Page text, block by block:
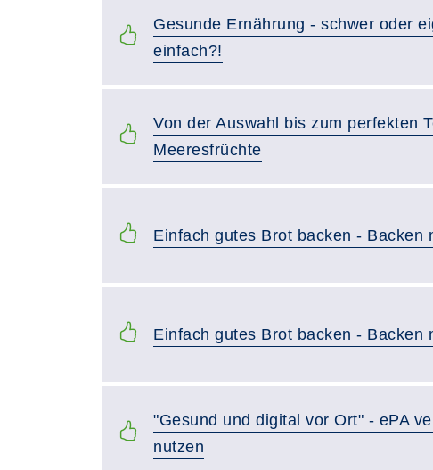
Gesunde Ernährung - schwer oder
einfach?!
Von der Auswahl bis zum perfekten
Meeresfrüchte
Einfach gutes Brot backen - Backen
Einfach gutes Brot backen - Backen
"Gesund und digital vor Ort" - ePA
nutzen